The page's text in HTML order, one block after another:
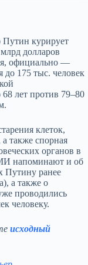
курирует
долларов
официально —
до 175 тыс. человек
лет против 79–80
клеток,
также спорная
органов в
напоминают и об
Путину ранее
а также о
проводились
человеку.
исходный